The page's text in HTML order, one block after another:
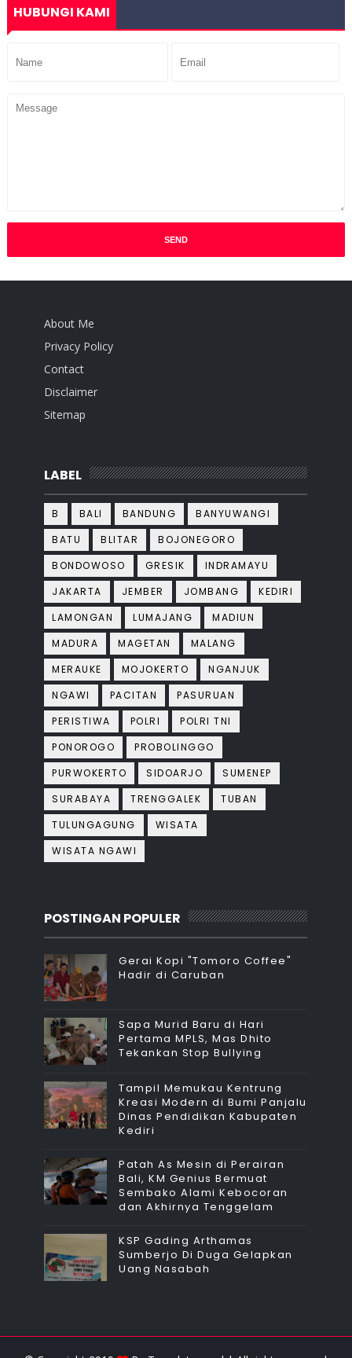
HUBUNGI KAMI
About Me
Privacy Policy
Contact
Disclaimer
Sitemap
LABEL
B BALI BANDUNG
BANYUWANGI
BATU
BLITAR
BOJONEGORO
BONDOWOSO
GRESIK
INDRAMAYU
JAKARTA
JEMBER JOMBANG
KEDIRI
LAMONGAN
LUMAJANG
MADIUN
MADURA
MAGETAN
MALANG
MERAUKE
MOJOKERTO
NGANJUK
NGAWI
PACITAN
PASURUAN
PERISTIWA
POLRI
POLRI TNI
PONOROGO
PROBOLINGGO
PURWOKERTO
SIDOARJO
SUMENEP
SURABAYA
TRENGGALEK
TUBAN
TULUNGAGUNG
WISATA
WISATA NGAWI
POSTINGAN POPULER
Gerai Kopi "Tomoro Coffee"
Hadir di Caruban
Sapa Murid Baru di Hari
Pertama MPLS, Mas Dhito
Tekankan Stop Bullying
Tampil Memukau Kentrung
Kreasi Modern di Bumi Panjalu
Dinas Pendidikan Kabupaten
Kediri
Patah As Mesin di Perairan
Bali, KM Genius Bermuat
Sembako Alami Kebocoran
dan Akhirnya Tenggelam
KSP Gading Arthamas
Sumberjo Di Duga Gelapkan
Uang Nasabah